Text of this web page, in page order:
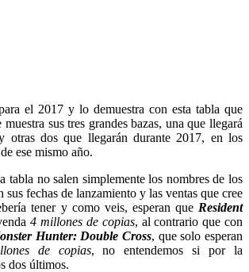
el 2017 y lo demuestra con esta tabla que
sus tres grandes bazas, una que llegará
otras dos que llegarán durante 2017, en los
ese mismo año.
tabla no salen simplemente los nombres de los
sus fechas de lanzamiento y las ventas que cree
tener y como veis, esperan que Resident
4 millones de copias, al contrario que con
Hunter: Double Cross, que solo esperan
de copias, no entendemos si por la
dos últimos.